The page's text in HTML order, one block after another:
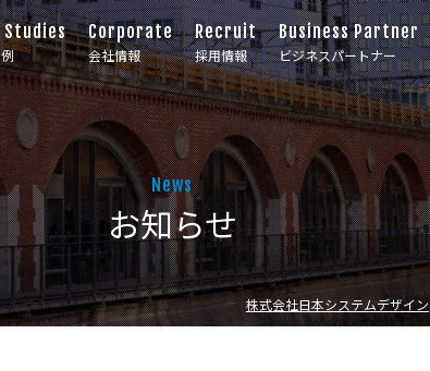
Studies Corporate
会社情報
Recruit
採用情報
Business Partner
ビジネスパートナー
News
お知らせ
株式会社日本システムデザイン